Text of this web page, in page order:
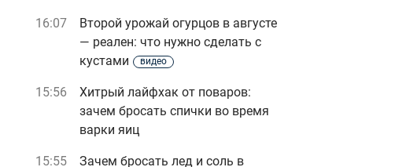
16:07
Второй урожай огурцов в августе
— реален: что нужно сделать с
кустами
видео
15:56
Хитрый лайфхак от поваров:
зачем бросать спички во время
варки яиц
15:55
Зачем бросать лед и соль в